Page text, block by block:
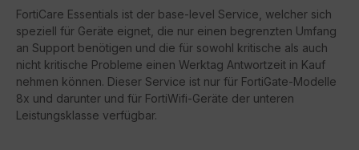
FortiCare Essentials ist der base-level Service, welcher sich
speziell für Geräte eignet, die nur einen begrenzten Umfang
an Support benötigen und die für sowohl kritische als auch
nicht kritische Probleme einen Werktag Antwortzeit in Kauf
nehmen können. Dieser Service ist nur für FortiGate-Modelle
8x und darunter und für FortiWifi-Geräte der unteren
Leistungsklasse verfügbar.